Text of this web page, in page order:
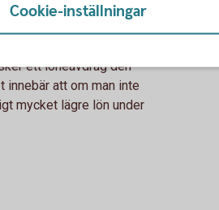
till ersättning för vård
av din lön per dag,
ett löneavdrag den
innebär att om man inte
mycket lägre lön under
Cookie-inställningar